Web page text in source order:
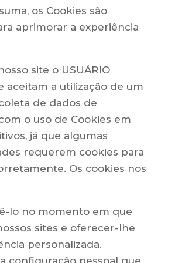
os Cookies são
aprimorar a experiência
site o USUÁRIO
aceitam a utilização de um
de dados de
o uso de Cookies em
já que algumas
requerem cookies para
Os cookies nos
lo no momento em que
sites e oferecer-lhe
personalizada.
configuração pessoal que